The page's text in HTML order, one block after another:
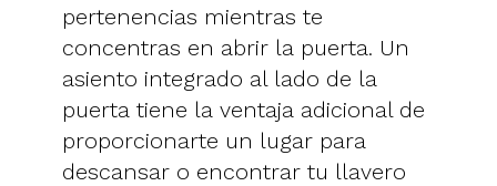
pertenencias mientras te
concentras en abrir la puerta. Un
asiento integrado al lado de la
puerta tiene la ventaja adicional de
proporcionarte un lugar para
descansar o encontrar tu llavero